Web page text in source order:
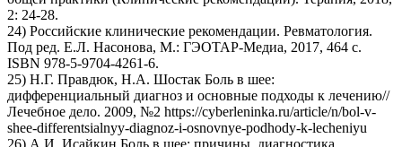
2: 24-28.
24) Российские клинические рекомендации. Ревматология.
Под ред. Е.Л. Насонова, М.: ГЭОТАР-Медиа, 2017, 464 с.
ISBN 978-5-9704-4261-6.
25) Н.Г. Правдюк, Н.А. Шостак Боль в шее:
дифференциальный диагноз и основные подходы к лечению//
Лечебное дело. 2009, №2 https://cyberleninka.ru/article/n/bol-v-
shee-differentsialnyy-diagnoz-i-osnovnye-podhody-k-lecheniyu
26) А.И. Исайкин Боль в шее: причины, диагностика,